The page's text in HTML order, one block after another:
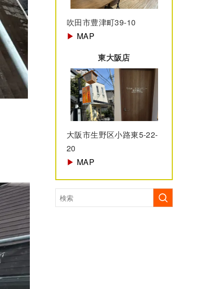
吹田市豊津町39-10
▶︎ MAP
東大阪店
大阪市生野区小路東5-22-
20
▶︎ MAP